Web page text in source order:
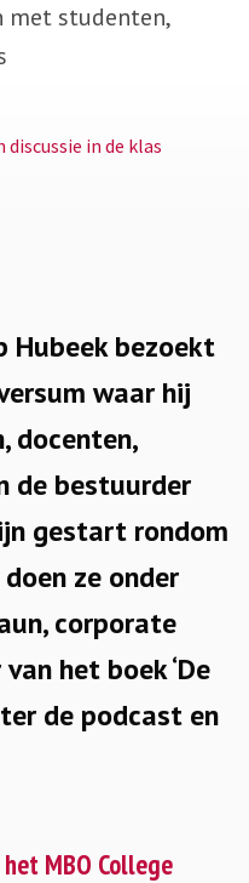
met studenten,
in de klas
Hubeek bezoekt
waar hij
docenten,
de bestuurder
gestart rondom
ze onder
corporate
het boek ‘De
de podcast en
MBO College